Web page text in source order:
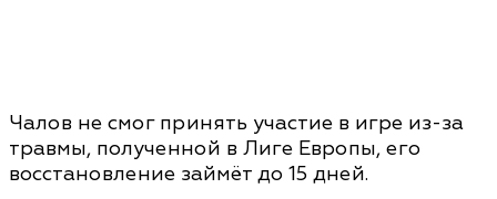
Чалов не смог принять участие в игре из-за
травмы, полученной в Лиге Европы, его
восстановление займёт до 15 дней.